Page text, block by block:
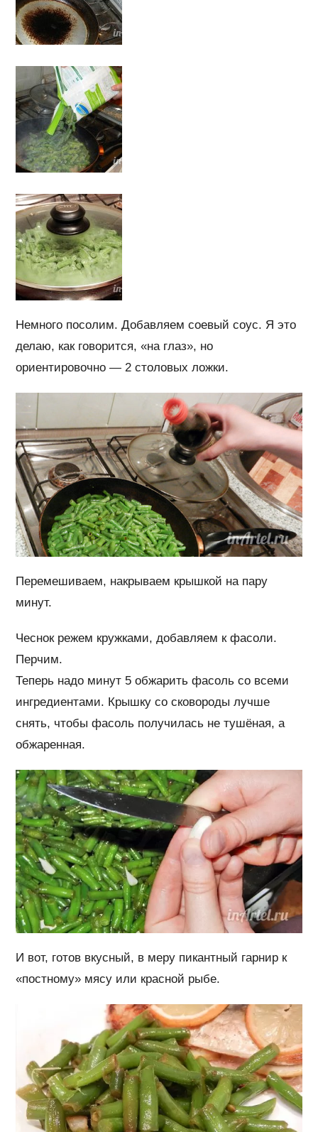
Немного посолим. Добавляем соевый соус. Я это
делаю, как говорится, «на глаз», но
ориентировочно — 2 столовых ложки.
Перемешиваем, накрываем крышкой на пару
минут.
Чеснок режем кружками, добавляем к фасоли.
Перчим.
Теперь надо минут 5 обжарить фасоль со всеми
ингредиентами. Крышку со сковороды лучше
снять, чтобы фасоль получилась не тушёная, а
обжаренная.
И вот, готов вкусный, в меру пикантный гарнир к
«постному» мясу или красной рыбе.